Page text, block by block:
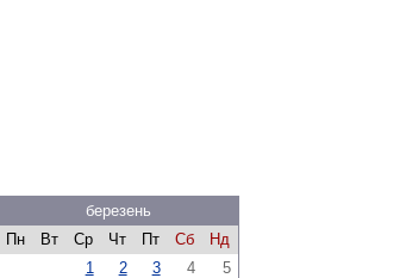
березень
Пн
Вт Ср Чт Пт Сб
Нд
1
2 3 4
5